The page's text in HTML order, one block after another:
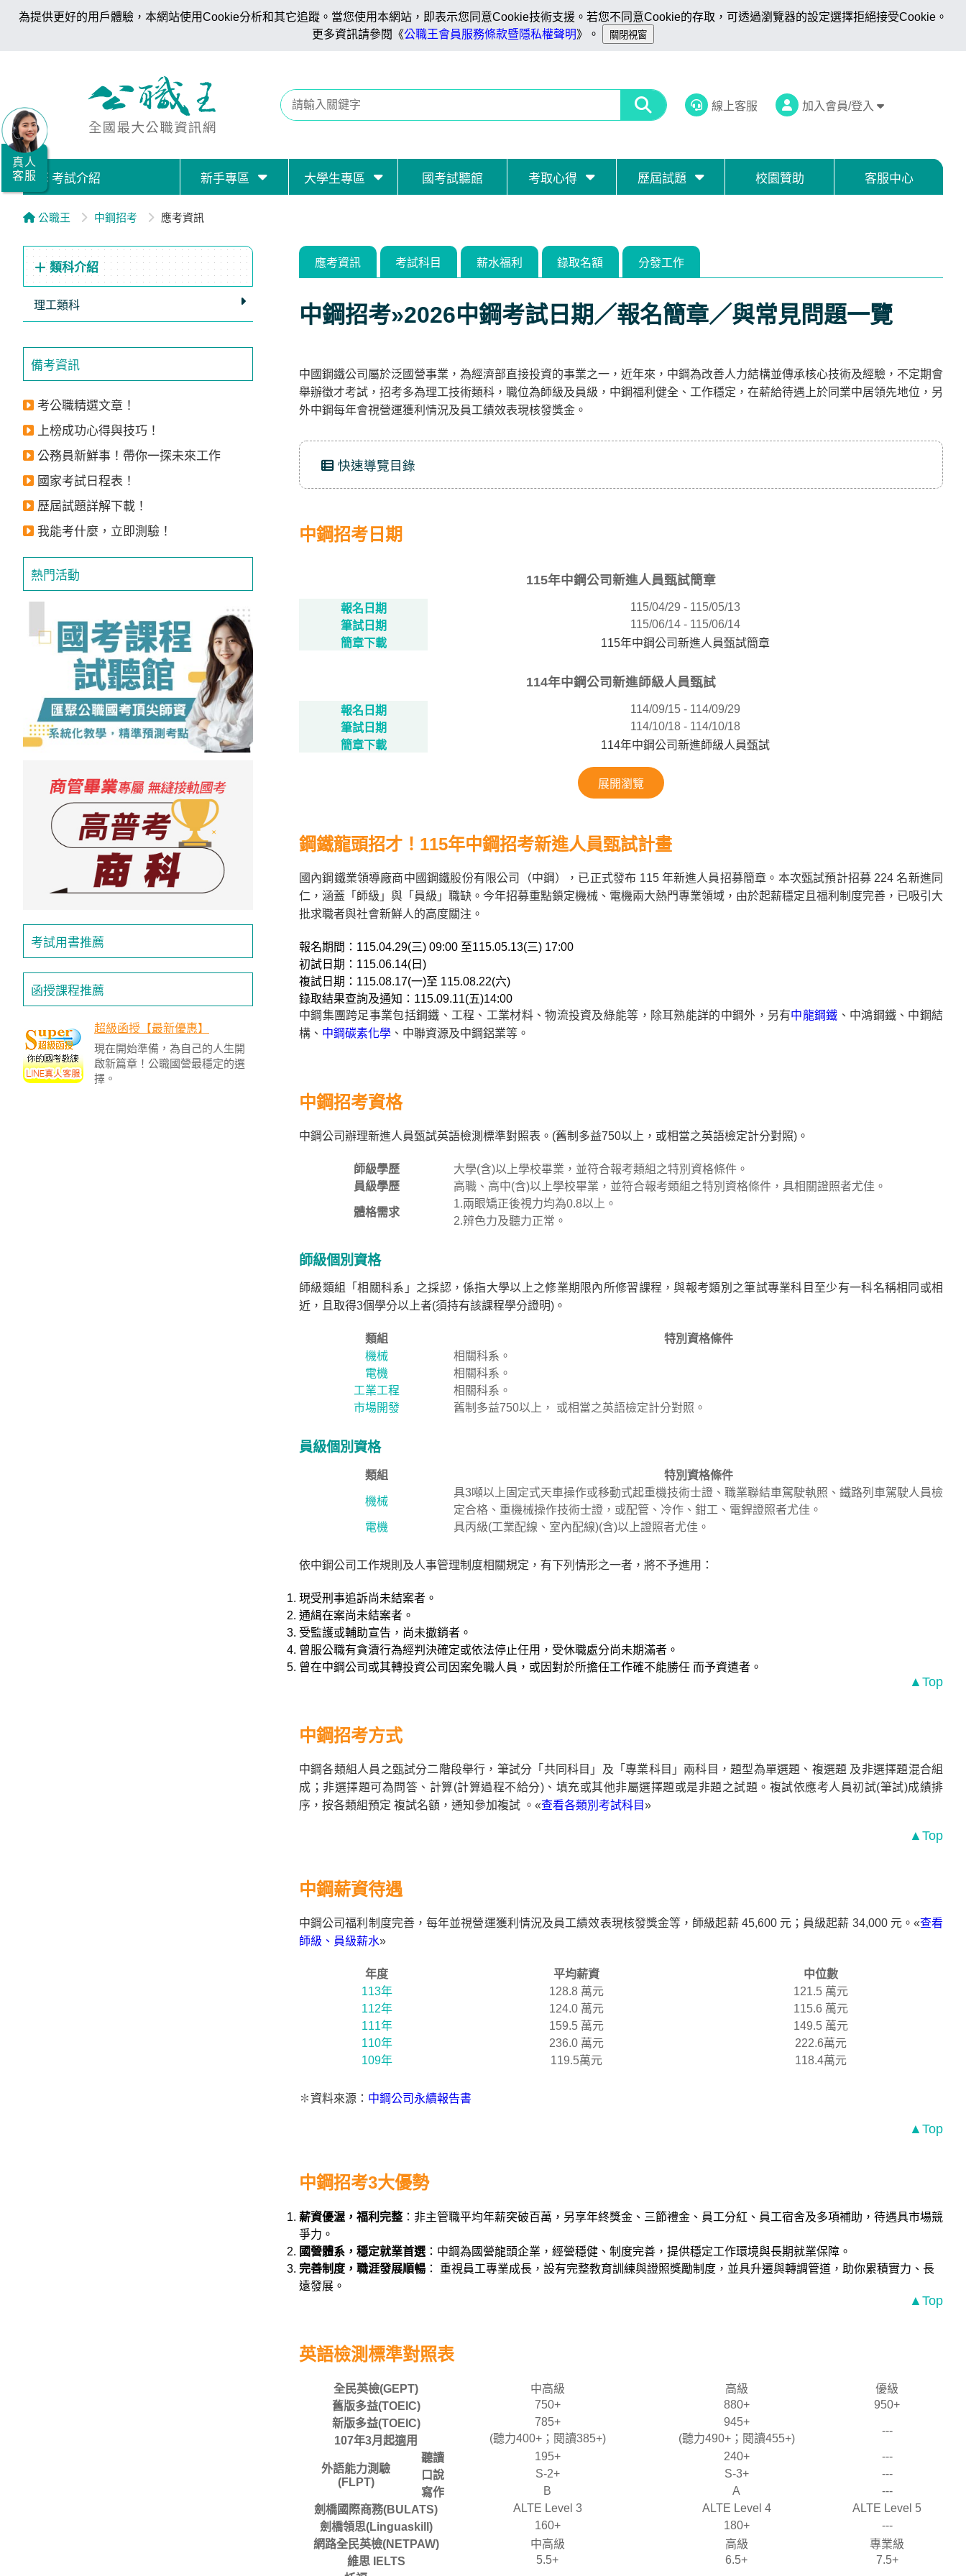
為提供更好的用戶體驗，本網站使用Cookie分析和其它追蹤。當您使用本網站，即表示您同意Cookie技術支援。若您不同意Cookie的存取，可透過瀏覽器的設定選擇拒絕接受Cookie。
更多資訊請參閱《公職王會員服務條款暨隱私權聲明》。
線上客服 加入會員/登入
考試介紹 新手專區 大學生專區 國考試聽館 考取心得 歷屆試題 校園贊助 客服中心
公職王 中鋼招考 應考資訊
類科介紹
理工類科
備考資訊
考公職精選文章！
上榜成功心得與技巧！
公務員新鮮事！帶你一探未來工作
國家考試日程表！
歷屆試題詳解下載！
我能考什麼，立即測驗！
熱門活動
考試用書推薦
函授課程推薦
超級函授【最新優惠】
現在開始準備，為自己的人生開
啟新篇章！公職國營最穩定的選
擇。
應考資訊 考試科目 薪水福利 錄取名額 分發工作
中鋼招考»2026中鋼考試日期／報名簡章／與常見問題一覽
中國鋼鐵公司屬於泛國營事業，為經濟部直接投資的事業之一，近年來，中鋼為改善人力結構並傳承核心技術及經驗，不定期會
舉辦徵才考試，招考多為理工技術類科，職位為師級及員級，中鋼福利健全、工作穩定，在薪給待遇上於同業中居領先地位，另
外中鋼每年會視營運獲利情況及員工績效表現核發獎金。
快速導覽目錄
中鋼招考日期
115年中鋼公司新進人員甄試簡章
報名日期
115/04/29 - 115/05/13
筆試日期
115/06/14 - 115/06/14
簡章下載
115年中鋼公司新進人員甄試簡章
114年中鋼公司新進師級人員甄試
報名日期
114/09/15 - 114/09/29
筆試日期
114/10/18 - 114/10/18
簡章下載
114年中鋼公司新進師級人員甄試
展開瀏覽
鋼鐵龍頭招才！115年中鋼招考新進人員甄試計畫
國內鋼鐵業領導廠商中國鋼鐵股份有限公司（中鋼），已正式發布 115 年新進人員招募簡章。本次甄試預計招募 224 名新進同
仁，涵蓋「師級」與「員級」職缺。今年招募重點鎖定機械、電機兩大熱門專業領域，由於起薪穩定且福利制度完善，已吸引大
批求職者與社會新鮮人的高度關注。
報名期間：115.04.29(三) 09:00 至115.05.13(三) 17:00
初試日期：115.06.14(日)
複試日期：115.08.17(一)至 115.08.22(六)
錄取結果查詢及通知：115.09.11(五)14:00
中鋼集團跨足事業包括鋼鐵、工程、工業材料、物流投資及綠能等，除耳熟能詳的中鋼外，另有中龍鋼鐵 、中鴻鋼鐵、中鋼結
構、 中鋼碳素化學 、中聯資源及中鋼鋁業等。
中鋼招考資格
中鋼公司辦理新進人員甄試英語檢測標準對照表。(舊制多益750以上，或相當之英語檢定計分對照)。
師級學歷
大學(含)以上學校畢業，並符合報考類組之特別資格條件。
員級學歷
高職、高中(含)以上學校畢業，並符合報考類組之特別資格條件，具相關證照者尤佳。
體格需求
1.兩眼矯正後視力均為0.8以上。
2.辨色力及聽力正常。
師級個別資格
師級類組「相關科系」之採認，係指大學以上之修業期限內所修習課程，與報考類別之筆試專業科目至少有一科名稱相同或相
近，且取得3個學分以上者(須持有該課程學分證明)。
類組
特別資格條件
機械
相關科系。
電機
相關科系。
工業工程
相關科系。
市場開發
舊制多益750以上， 或相當之英語檢定計分對照。
員級個別資格
類組 特別資格條件
機械
具3噸以上固定式天車操作或移動式起重機技術士證、職業聯結車駕駛執照、鐵路列車駕駛人員檢
定合格、重機械操作技術士證，或配管、冷作、鉗工、電銲證照者尤佳。
電機
具丙級(工業配線、室內配線)(含)以上證照者尤佳。
依中鋼公司工作規則及人事管理制度相關規定，有下列情形之一者，將不予進用：
現受刑事追訴尚未結案者。
通緝在案尚未結案者。
受監護或輔助宣告，尚未撤銷者。
曾服公職有貪瀆行為經判決確定或依法停止任用，受休職處分尚未期滿者。
曾在中鋼公司或其轉投資公司因案免職人員，或因對於所擔任工作確不能勝任 而予資遣者。
▲Top
中鋼招考方式
中鋼各類組人員之甄試分二階段舉行，筆試分「共同科目」及「專業科目」兩科目，題型為單選題、複選題 及非選擇題混合組
成；非選擇題可為問答、計算(計算過程不給分)、填充或其他非屬選擇題或是非題之試題。複試依應考人員初試(筆試)成績排
序，按各類組預定 複試名額，通知參加複試 。«查看各類別考試科目»
▲Top
中鋼薪資待遇
中鋼公司福利制度完善，每年並視營運獲利情況及員工績效表現核發獎金等，師級起薪 45,600 元；員級起薪 34,000 元。«查看
師級、員級薪水»
年度 平均薪資
中位數
113年
128.8 萬元
121.5 萬元
112年
124.0 萬元
115.6 萬元
111年
159.5 萬元
149.5 萬元
110年
236.0 萬元
222.6萬元
109年
119.5萬元 118.4萬元
✽資料來源： 中鋼公司永續報告書
▲Top
中鋼招考3大優勢
薪資優渥，福利完整 ：非主管職平均年薪突破百萬，另享年終獎金、三節禮金、員工分紅、員工宿舍及多項補助，待遇具市場競
爭力。
國營體系，穩定就業首選 ：中鋼為國營龍頭企業，經營穩健、制度完善，提供穩定工作環境與長期就業保障。
完善制度，職涯發展順暢 ： 重視員工專業成長，設有完整教育訓練與證照獎勵制度，並具升遷與轉調管道，助你累積實力、長
遠發展。
▲Top
英語檢測標準對照表
全民英檢(GEPT) 中高級 高級
優級
舊版多益(TOEIC)
750+ 880+
950+
新版多益(TOEIC)
107年3月起適用
785+
(聽力400+；閱讀385+)
945+
(聽力490+；閱讀455+)
---
外語能力測驗
(FLPT)
聽讀 195+ 240+
---
口說
S-2+ S-3+
---
寫作
B A
---
劍橋國際商務(BULATS)
ALTE Level 3 ALTE Level 4
ALTE Level 5
劍橋領思(Linguaskill)
160+ 180+
---
網路全民英檢(NETPAW)
中高級 高級
專業級
維思 IELTS
5.5+ 6.5+
7.5+
真人
客服
職/
就
業/
證
務
據
點
加
入
LINE
方
帳
號
享
服
再
500
元
折